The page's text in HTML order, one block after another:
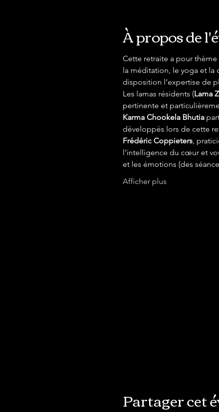
À propos de
Cette retraite a pour
la méditation, le yoga et la
disposition l’expertise de
Les lamas résidents (Lama
pertinente et
Karma Chookela Bhutia
développés lors de cette
Frédéric Coppieters,
l’intelligence du cœur et
et les émotions (des
Afficher plus
Partager cet